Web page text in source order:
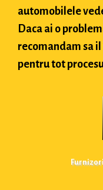
automobilele
Daca ai o
recomandam sa
pentru tot